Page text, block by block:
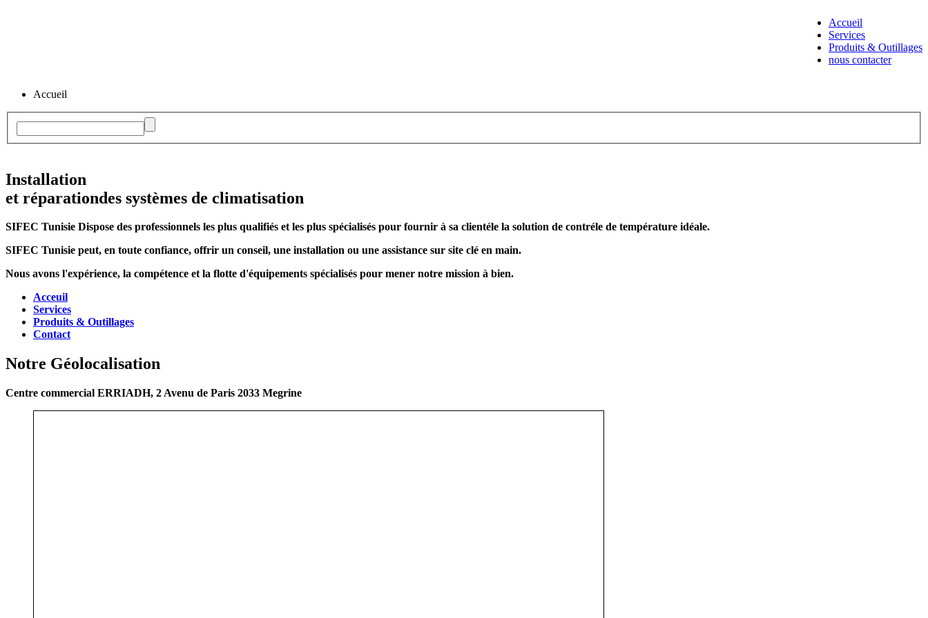
Accueil
Services
Produits & Outillages
nous contacter
Accueil
Installation
et réparationdes systèmes de climatisation
SIFEC Tunisie Dispose des professionnels les plus qualifiés et les plus spécialisés pour fournir à sa clientéle la solution de contréle de température idéale.
SIFEC Tunisie peut, en toute confiance, offrir un conseil, une installation ou une assistance sur site clé en main.
Nous avons l'expérience, la compétence et la flotte d'équipements spécialisés pour mener notre mission à bien.
Acceuil
Services
Produits & Outillages
Contact
Notre Géolocalisation
Centre commercial ERRIADH, 2 Avenu de Paris 2033 Megrine